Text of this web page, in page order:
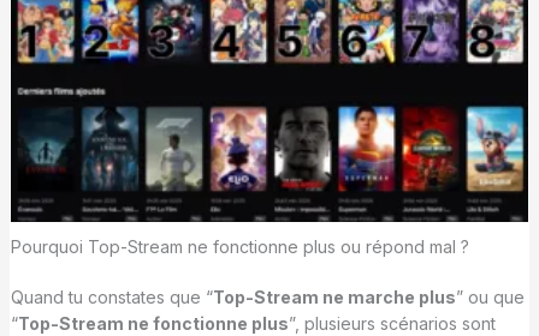
Pourquoi Top-Stream ne fonctionne plus ou répond mal ?
Quand tu constates que “Top-Stream ne marche plus” ou que
“Top-Stream ne fonctionne plus”, plusieurs scénarios sont